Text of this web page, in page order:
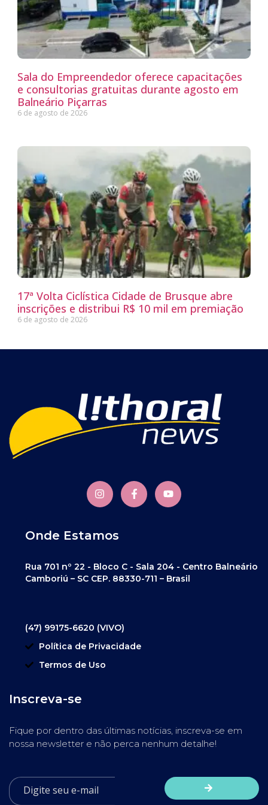
Sala do Empreendedor oferece capacitações
e consultorias gratuitas durante agosto em
Balneário Piçarras
6 de agosto de 2026
17ª Volta Ciclística Cidade de Brusque abre
inscrições e distribui R$ 10 mil em premiação
6 de agosto de 2026
Onde Estamos
Rua 701 nº 22 - Bloco C - Sala 204 - Centro Balneário
Camboriú – SC CEP. 88330-711 – Brasil
(47) 99175-6620 (VIVO)
Política de Privacidade
Termos de Uso
Inscreva-se
Fique por dentro das últimas notícias, inscreva-se em
nossa newsletter e não perca nenhum detalhe!